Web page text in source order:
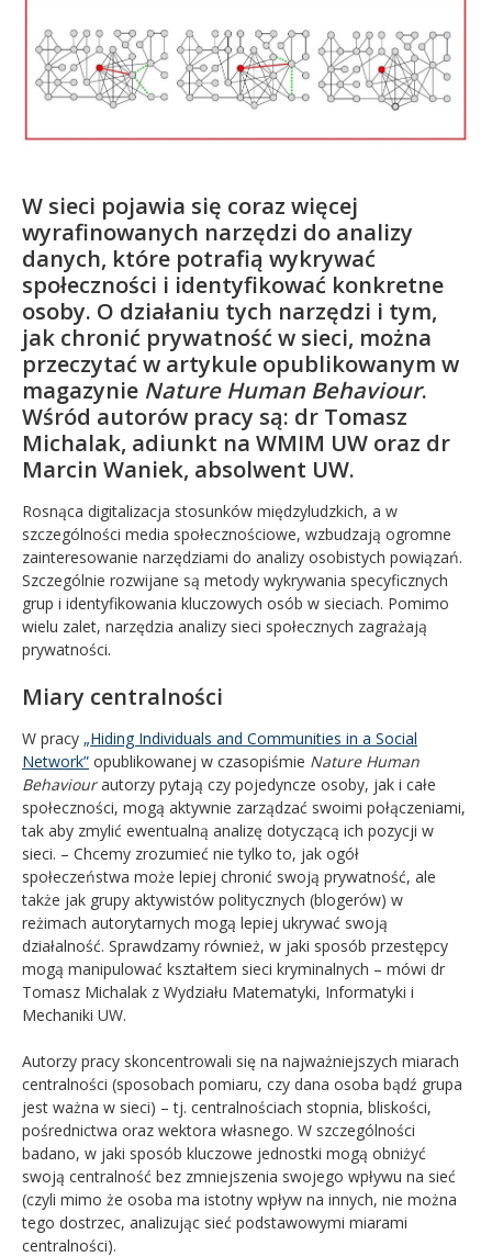
Kandydat
Absolwent
W sieci pojawia się coraz więcej
wyrafinowanych narzędzi do analizy
danych, które potrafią wykrywać
społeczności i identyfikować konkretne
osoby. O działaniu tych narzędzi i tym,
jak chronić prywatność w sieci, można
przeczytać w artykule opublikowanym w
magazynie Nature Human Behaviour.
Wśród autorów pracy są: dr Tomasz
Michalak, adiunkt na WMIM UW oraz dr
Marcin Waniek, absolwent UW.
Rosnąca digitalizacja stosunków międzyludzkich, a w
szczególności media społecznościowe, wzbudzają ogromne
zainteresowanie narzędziami do analizy osobistych powiązań.
Szczególnie rozwijane są metody wykrywania specyficznych
grup i identyfikowania kluczowych osób w sieciach. Pomimo
wielu zalet, narzędzia analizy sieci społecznych zagrażają
prywatności.
Miary centralności
W pracy „Hiding Individuals and Communities in a Social
Network” opublikowanej w czasopiśmie Nature Human
Behaviourautorzy pytają czy pojedyncze osoby, jak i całe
społeczności, mogą aktywnie zarządzać swoimi połączeniami,
tak aby zmylić ewentualną analizę dotyczącą ich pozycji w
sieci. – Chcemy zrozumieć nie tylko to, jak ogół
społeczeństwa może lepiej chronić swoją prywatność, ale
także jak grupy aktywistów politycznych (blogerów) w
reżimach autorytarnych mogą lepiej ukrywać swoją
działalność. Sprawdzamy również, w jaki sposób przestępcy
mogą manipulować kształtem sieci kryminalnych – mówi dr
Tomasz Michalak z Wydziału Matematyki, Informatyki i
Mechaniki UW.
Autorzy pracy skoncentrowali się na najważniejszych miarach
centralności (sposobach pomiaru, czy dana osoba bądź grupa
jest ważna w sieci) – tj. centralnościach stopnia, bliskości,
pośrednictwa oraz wektora własnego. W szczególności
badano, w jaki sposób kluczowe jednostki mogą obniżyć
swoją centralność bez zmniejszenia swojego wpływu na sieć
(czyli mimo że osoba ma istotny wpływ na innych, nie można
tego dostrzec, analizując sieć podstawowymi miarami
centralności).